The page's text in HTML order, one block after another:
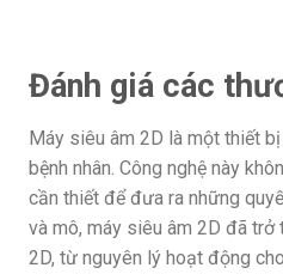
Đánh giá các
Máy siêu âm 2D là một thiết
bệnh nhân. Công nghệ này
cần thiết để đưa ra những
và mô, máy siêu âm 2D đã trở
2D, từ nguyên lý hoạt động